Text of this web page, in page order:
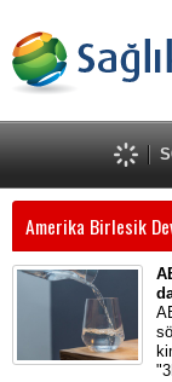
Amerika Birlesik